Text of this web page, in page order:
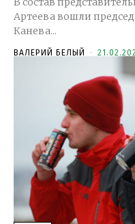
Артеева вошли
Канева...
ВАЛЕРИЙ БЕЛЫЙ -